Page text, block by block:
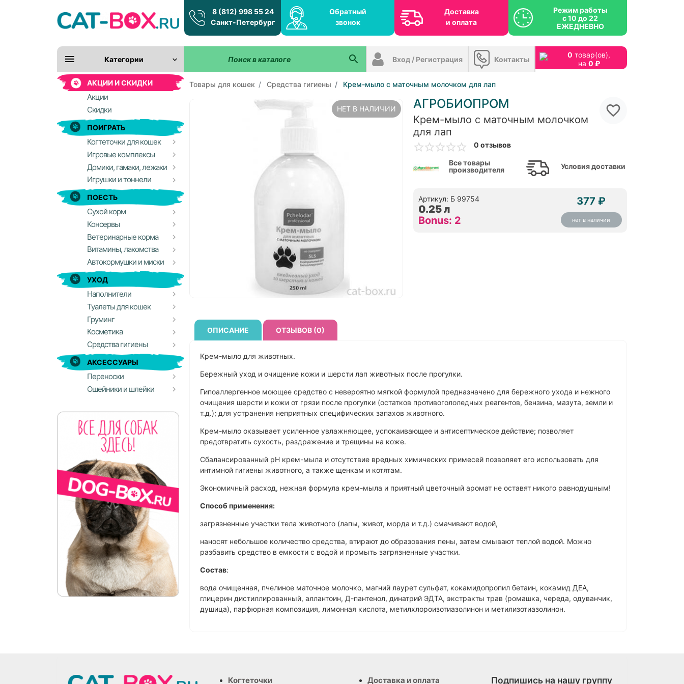
8 (812) 998 55 24
Санкт-Петербург
Обратный
звонок
Доставка
и оплата
Режим работы
с 10 до 22
ЕЖЕДНЕВНО
0 товар(ов),
на 0 ₽
Категории
АКЦИИ И СКИДКИ
Акции
Скидки
ПОИГРАТЬ
Когтеточки для кошек
Игровые комплексы
Домики, гамаки, лежаки
Игрушки и тоннели
ПОЕСТЬ
Сухой корм
Консервы
Ветеринарные корма
Витамины, лакомства
Автокормушки и миски
УХОД
Наполнители
Туалеты для кошек
Груминг
Косметика
Средства гигиены
АКСЕССУАРЫ
Переноски
Ошейники и шлейки
Вход / Регистрация Контакты
Товары для кошек Средства гигиены Крем-мыло с маточным молочком для лап
НЕТ В НАЛИЧИИ АГРОБИОПРОМ
Крем-мыло с маточным молочком
для лап
0 отзывов
Все товары
производителя
Условия доставки
Артикул: Б 99754
0.25 л
Bonus: 2
377 ₽
нет в наличии
ОПИСАНИЕ ОТЗЫВОВ (0)
Крем-мыло для животных.
Бережный уход и очищение кожи и шерсти лап животных после прогулки.
Гипоаллергенное моющее средство с невероятно мягкой формулой предназначено для бережного ухода и нежного
очищения шерсти и кожи от грязи после прогулки (остатков противогололедных реагентов, бензина, мазута, земли и
т.д.); для устранения неприятных специфических запахов животного.
Крем-мыло оказывает усиленное увлажняющее, успокаивающее и антисептическое действие; позволяет
предотвратить сухость, раздражение и трещины на коже.
Сбалансированный pH крем-мыла и отсутствие вредных химических примесей позво­ляет его использовать для
интимной гигиены животного, а также щенкам и котятам.
Экономичный расход, нежная формула крем-мыла и приятный цветочный аромат не оставят никого равнодушным!
Способ применения:
загрязненные участки тела животного (лапы, живот, морда и т.д.) смачивают водой,
наносят небольшое количество средства, втирают до образования пены, затем смывают теплой водой. Можно
разбавить средство в емкости с водой и промыть загрязненные участки.
Состав:
вода очищенная, пчелиное маточное молочко, магний лаурет сульфат, кокамидопро­пил бетаин, кокамид ДЕА,
глицерин дистиллированный, аллантоин, Д-пантенол, дина­трий ЭДТА, экстракты трав (ромашка, череда, одуванчик,
душица), парфюрная компо­зиция, лимонная кислота, метилхлороизотиазолинон и метилизотиазолинон.
Когтеточки Доставка и оплата Подпишись на нашу группу